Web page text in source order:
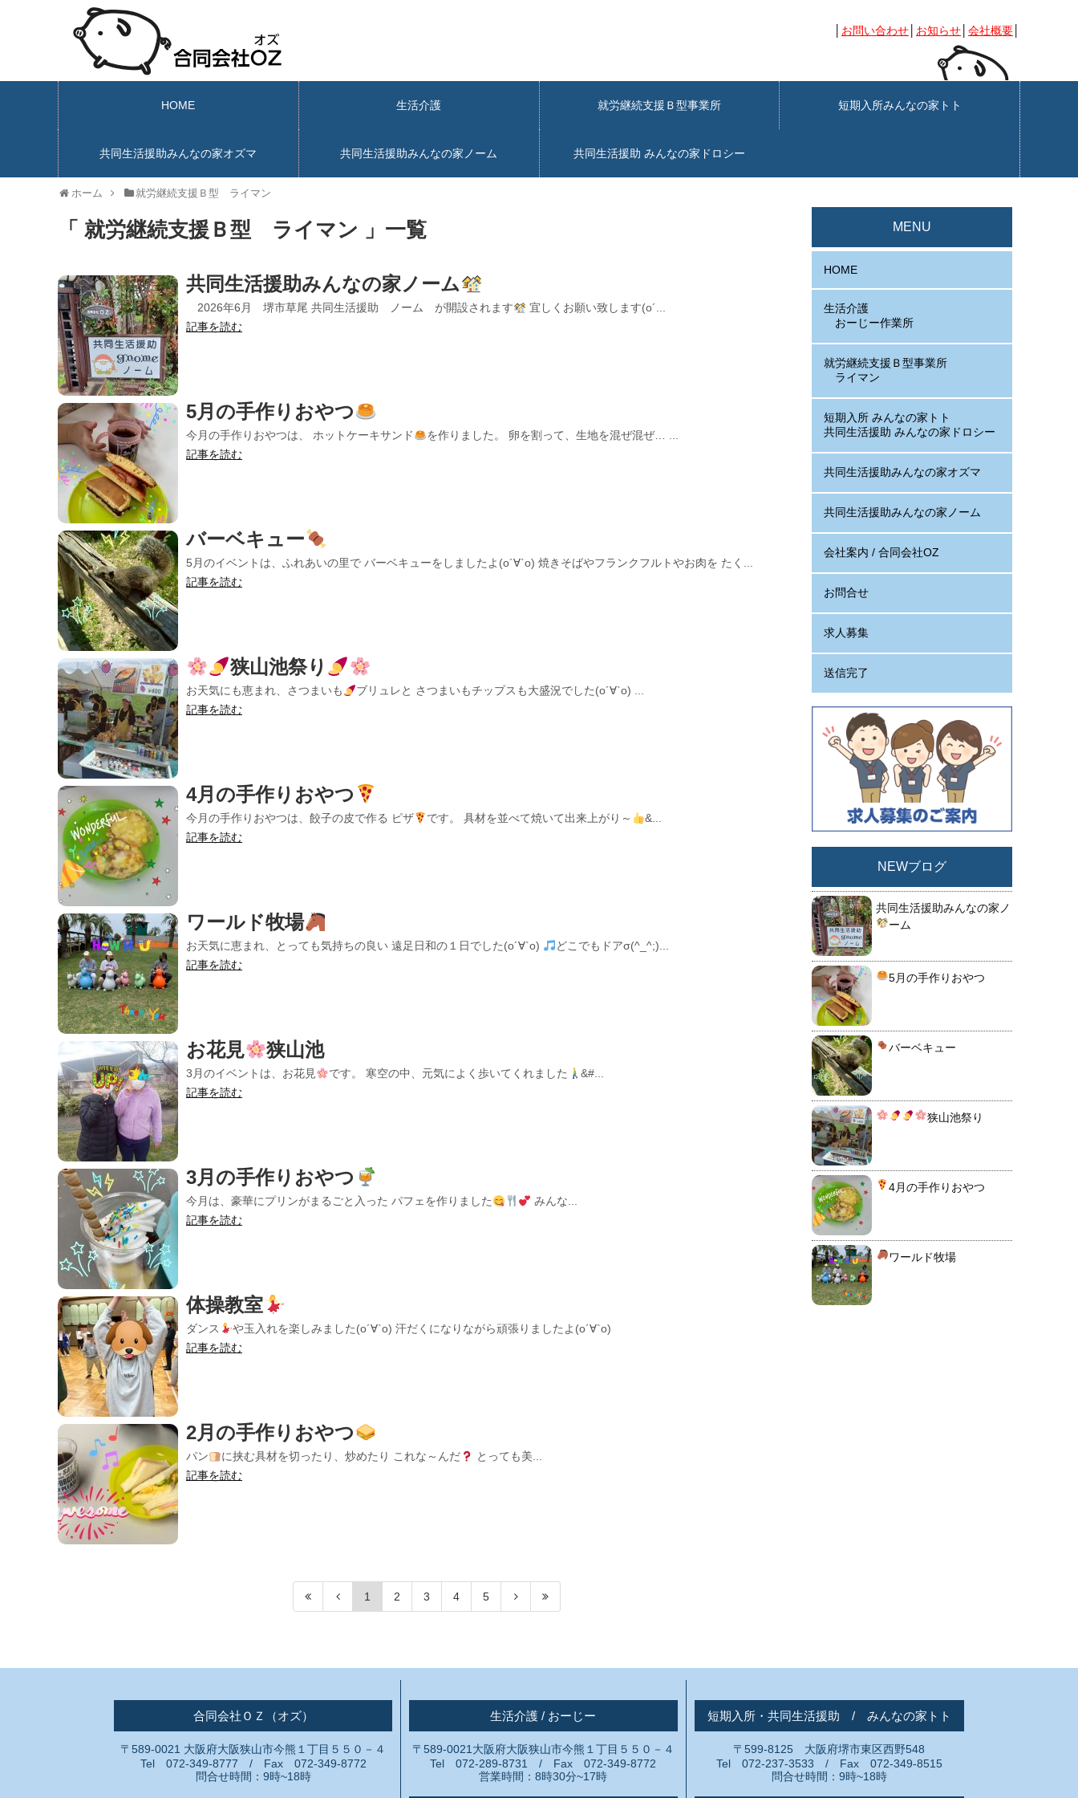
お問い合わせ お知らせ 会社概要
HOME 生活介護 就労継続支援Ｂ型事業所 短期入所みんなの家トト
共同生活援助みんなの家オズマ 共同生活援助みんなの家ノーム 共同生活援助 みんなの家ドロシー
ホーム 就労継続支援Ｂ型 ライマン
「 就労継続支援Ｂ型 ライマン 」一覧
共同生活援助みんなの家ノーム
2026年6月 堺市草尾 共同生活援助 ノーム が開設されます
宜しくお願い致します(о´...
記事を読む
5月の手作りおやつ
今月の手作りおやつは、 ホットケーキサンド
を作りました。 卵を割って、生地を混ぜ混ぜ… ...
記事を読む
バーベキュー
5月のイベントは、ふれあいの里で バーベキューをしましたよ(о´∀`о) 焼きそばやフランクフルトやお肉を たく...
記事を読む
狭山池祭り
お天気にも恵まれ、さつまいも
ブリュレと さつまいもチップスも大盛況でした(о´∀`о) ...
記事を読む
4月の手作りおやつ
今月の手作りおやつは、餃子の皮で作る ピザ です。 具材を並べて焼いて出来上がり～
&...
記事を読む
ワールド牧場
お天気に恵まれ、とっても気持ちの良い 遠足日和の１日でした(о´∀`о)
どこでもドアσ(^_^;)...
記事を読む
お花見 狭山池
3月のイベントは、お花見 です。 寒空の中、元気によく歩いてくれました
‍&#...
記事を読む
3月の手作りおやつ
今月は、豪華にプリンがまるごと入った パフェを作りました
みんな...
記事を読む
体操教室
ダンス
や玉入れを楽しみました(о´∀`о) 汗だくになりながら頑張りましたよ(о´∀`о)
記事を読む
2月の手作りおやつ
パン に挟む具材を切ったり、炒めたり これな～んだ
とっても美...
記事を読む
1 2 3 4 5
MENU
HOME
生活介護
おーじー作業所
就労継続支援Ｂ型事業所
ライマン
短期入所 みんなの家トト
共同生活援助 みんなの家ドロシー
共同生活援助みんなの家オズマ
共同生活援助みんなの家ノーム
会社案内 / 合同会社OZ
お問合せ
求人募集
送信完了
NEWブログ
共同生活援助みんなの家ノ
ーム
5月の手作りおやつ
バーベキュー
狭山池祭り
4月の手作りおやつ
ワールド牧場
合同会社ＯＺ（オズ）
〒589-0021 大阪府大阪狭山市今熊１丁目５５０－４
Tel 072-349-8777 / Fax 072-349-8772
問合せ時間：9時~18時
生活介護 / おーじー
〒589-0021大阪府大阪狭山市今熊１丁目５５０－４
Tel 072-289-8731 / Fax 072-349-8772
営業時間：8時30分~17時
短期入所・共同生活援助 / みんなの家トト
〒599-8125 大阪府堺市東区西野548
Tel 072-237-3533 / Fax 072-349-8515
問合せ時間：9時~18時